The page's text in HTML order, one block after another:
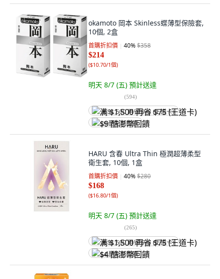
okamoto 岡本 Skinless蝶薄型保險套,
10個, 2盒
首購折扣價 40%$358
$214
($10.70/1個)
明天 8/7 (五) 預計送達
(594)
满 $1,500 再省 $75 (王道卡)
$9 酷澎幣回饋
HARU 含春 Ultra Thin 極潤超薄柔型
衛生套, 10個, 1盒
首購折扣價 40%$280
$168
($16.80/1個)
明天 8/7 (五) 預計送達
(265)
满 $1,500 再省 $75 (王道卡)
$4 酷澎幣回饋